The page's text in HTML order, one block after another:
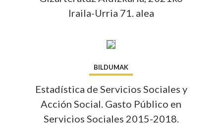
Iraila-Urria 71. alea
BILDUMAK
Estadística de Servicios Sociales y
Acción Social. Gasto Público en
Servicios Sociales 2015-2018.